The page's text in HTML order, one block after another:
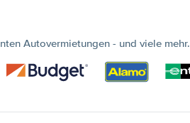
Autovermietungen - und viele mehr.